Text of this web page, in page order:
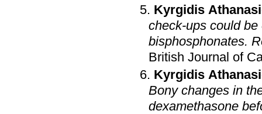
Kyrgidis
check-ups could
bisphosphonates.
British Journal of
Kyrgidis
Bony changes in
dexamethasone